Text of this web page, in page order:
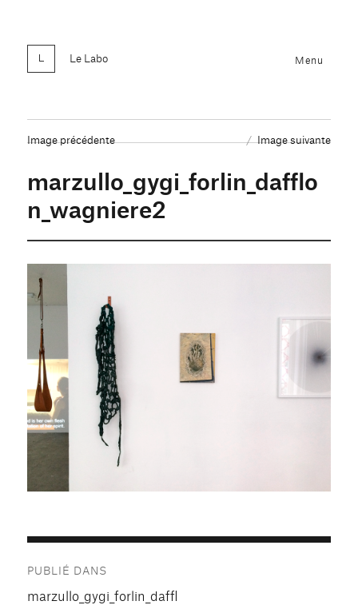
Le Labo Menu
Image précédente Image suivante
marzullo_gygi_forlin_dafflo
n_wagniere2
de
PUBLIÉ DANS
marzullo_gygi_forlin_daffl